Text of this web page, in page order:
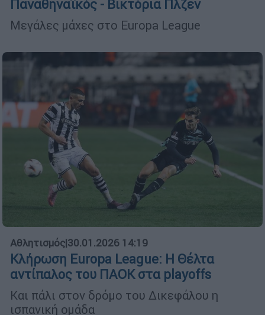
Παναθηναϊκός - Βικτόρια Πλζεν
Μεγάλες μάχες στο Europa League
Αθλητισμός|30.01.2026 14:19
Κλήρωση Europa League: Η Θέλτα
αντίπαλος του ΠΑΟΚ στα playoffs
Και πάλι στον δρόμο του Δικεφάλου η
ισπανική ομάδα